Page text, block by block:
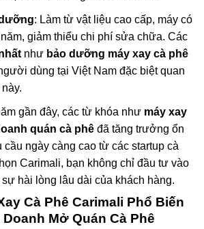
: Làm từ vật liệu cao cấp, máy có
giảm thiểu chi phí sửa chữa. Các
như bảo dưỡng máy xay cà phê
dùng tại Việt Nam đặc biệt quan
gần đây, các từ khóa như máy xay
quán cà phê đã tăng trưởng ổn
cầu ngày càng cao từ các startup cà
Carimali, bạn không chỉ đầu tư vào
hài lòng lâu dài của khách hàng.
Cà Phê Carimali Phổ Biến
Mở Quán Cà Phê